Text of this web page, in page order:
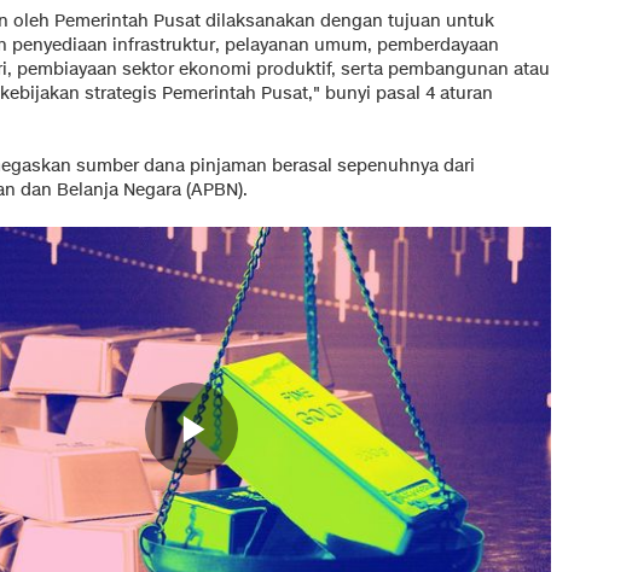
oleh Pemerintah Pusat dilaksanakan dengan tujuan untuk
penyediaan infrastruktur, pelayanan umum, pemberdayaan
pembiayaan sektor ekonomi produktif, serta pembangunan atau
strategis Pemerintah Pusat," bunyi pasal 4 aturan
sumber dana pinjaman berasal sepenuhnya dari
dan Belanja Negara (APBN).